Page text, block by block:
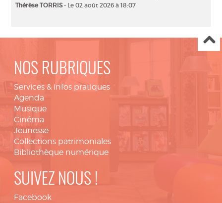
Thérèse TORRIS- Le 02 août 2026 à 18:07
NOS RUBRIQUES
Services & infos pratiques
Agenda
Musique
Cinéma
Jeunesse
Collections patrimoniales
Bibliothèque numérique
SUIVEZ NOUS !
Facebook